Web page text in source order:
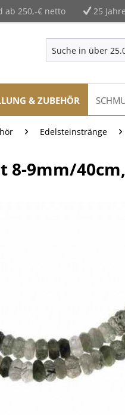
ab 250,-€ netto 25
& ZUBEHÖR
Edelsteinstränge
8-9mm/